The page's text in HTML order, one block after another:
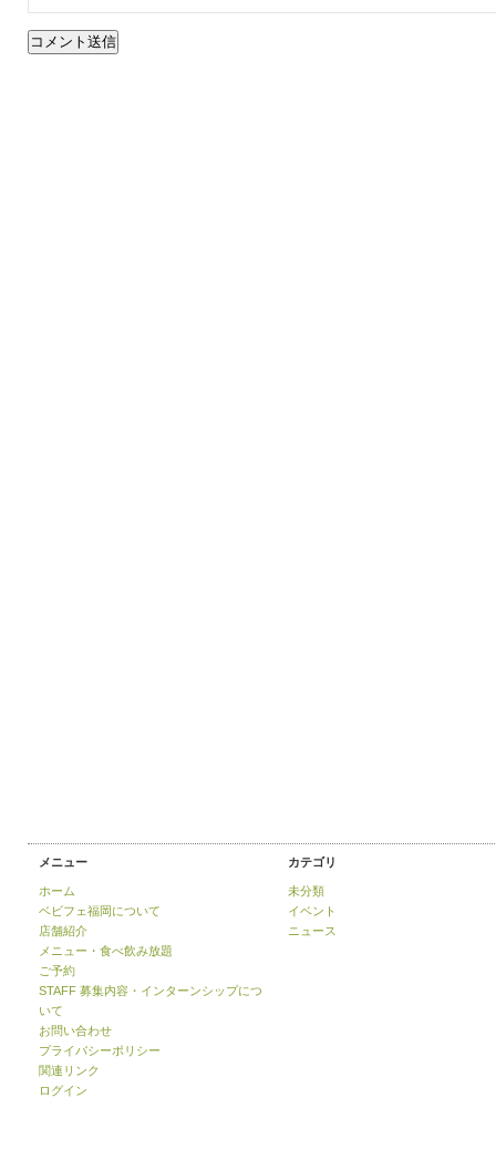
メニュー
ホーム
ベビフェ福岡について
店舗紹介
メニュー・食べ飲み放題
ご予約
STAFF 募集内容・インターンシップにつ
いて
お問い合わせ
プライバシーポリシー
関連リンク
ログイン
カテゴリ
未分類
イベント
ニュース